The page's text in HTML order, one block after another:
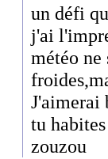
un défi
j'ai
météo ne
J'aimerai
tu
zouzou